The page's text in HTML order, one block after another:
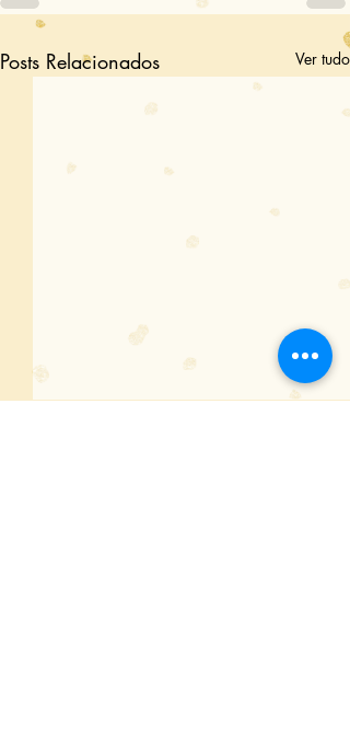
Posts Relacionados Ver tudo